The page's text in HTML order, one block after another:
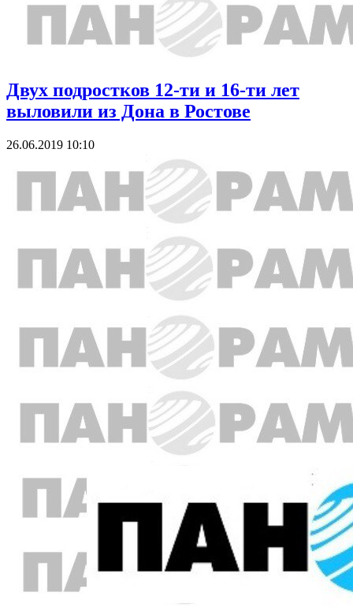
Двух подростков 12-ти и 16-ти лет
выловили из Дона в Ростове
26.06.2019 10:10